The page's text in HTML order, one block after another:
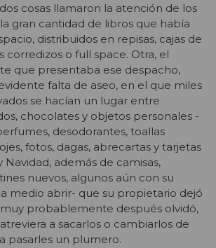
cosas llamaron la atención de los
gran cantidad de libros que había
distribuidos en repisas, cajas de
corredizos o full space. Otra, el
que presentaba ese despacho,
falta de aseo, en el que miles
se hacían un lugar entre
chocolates y objetos personales -
desodorantes, toallas
fotos, dagas, abrecartas y tarjetas
Navidad, además de camisas,
nuevos, algunos aún con su
medio abrir- que su propietario dejó
probablemente después olvidó,
a sacarlos o cambiarlos de
pasarles un plumero.